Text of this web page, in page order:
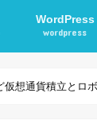
WordPress
wordpress
仮想通貨積立とロ